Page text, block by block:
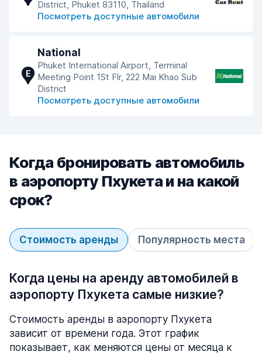
District, Phuket 83110, Thailand
Посмотреть доступные автомобили
E
National
Phuket International Airport, Terminal
Meeting Point 1St Flr, 222 Mai Khao Sub
District
Посмотреть доступные автомобили
Когда бронировать автомобиль
в аэропорту Пхукета и на какой
срок?
Стоимость аренды Популярность места
Когда цены на аренду автомобилей в
аэропорту Пхукета самые низкие?
Стоимость аренды в аэропорту Пхукета
зависит от времени года. Этот график
показывает, как меняются цены от месяца к